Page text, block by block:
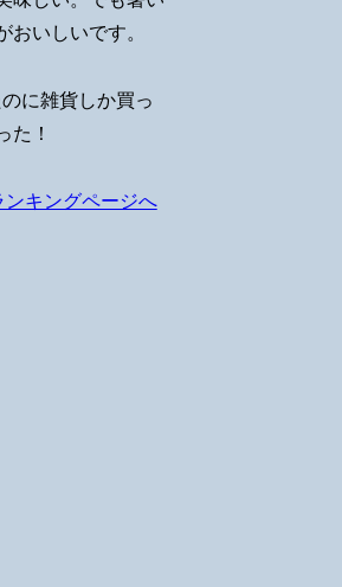
おいしいです。
に雑貨しか買っ
た！